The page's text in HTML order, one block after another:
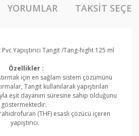
YORUMLAR TAKSIT
Yapıştırıcı Tangit /Tang-hight 125 ml
Özellikler :
için en sağlam sistem çözümünü
Tangit kullanılarak yapıştırılan
eşit dayanım süresine sahip olduğunu
göstermektedir.
(THF) esaslı çözücü içeren
yapıştırıcı.